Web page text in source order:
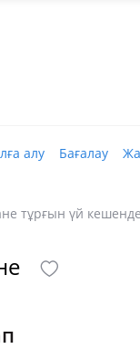
алу Бағалау
тұрғын үй